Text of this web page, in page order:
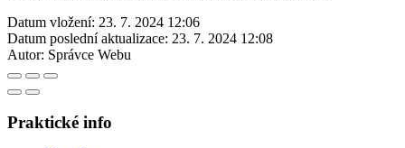
Datum vložení: 23. 7. 2024 12:06
Datum poslední aktualizace: 23. 7. 2024 12:08
Autor: Správce Webu
Praktické info